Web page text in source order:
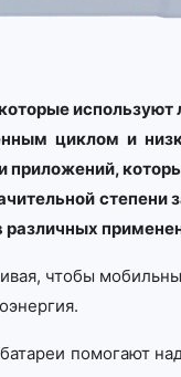
используют
циклом и
приложений,
степени
чтобы
помогают